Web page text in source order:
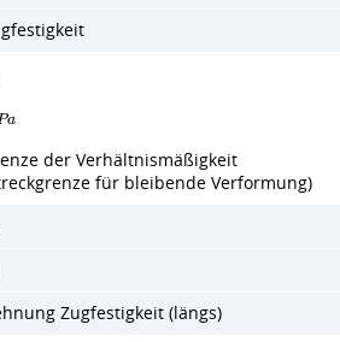
a
der Verhältnismäßigkeit
für bleibende Verformung)
Zugfestigkeit (längs)